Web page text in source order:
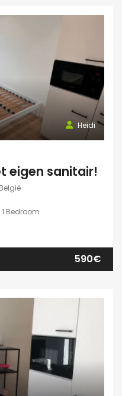
Heidi
eigen sanitair!
1 Bedroom
590€